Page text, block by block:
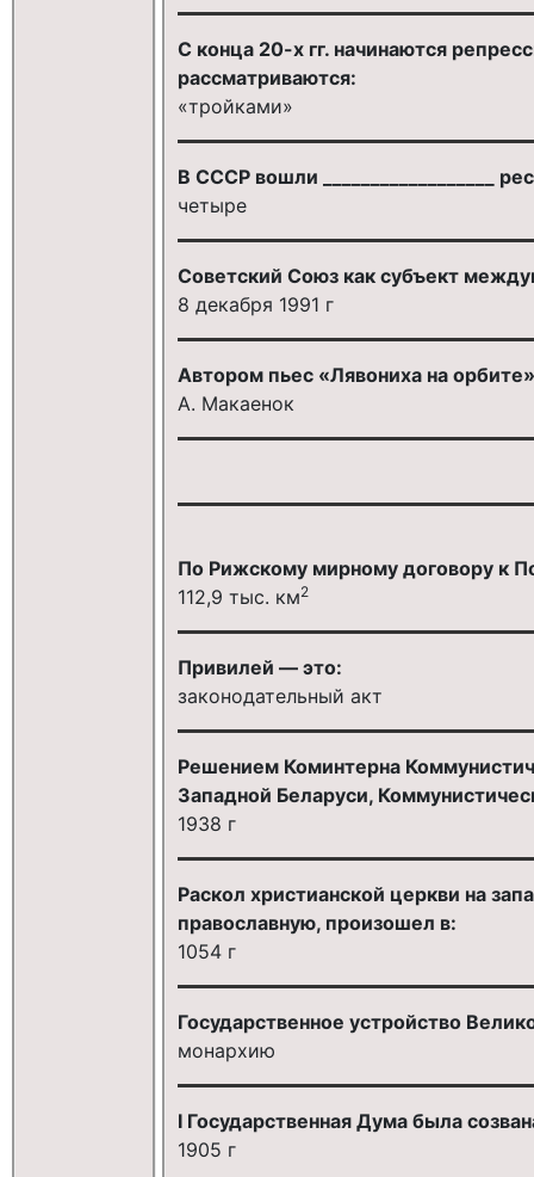
С конца 20-х гг. начинаются
рассматриваются:
«тройками»
В СССР вошли __________________
четыре
Советский Союз как субъект
8 декабря 1991 г
Автором пьес «Лявониха на
А. Макаенок
По Рижскому мирному договору к
112,9 тыс. км2
Привилей — это:
законодательный акт
Решением Коминтерна
Западной Беларуси,
1938 г
Раскол христианской церкви на
православную, произошел в:
1054 г
Государственное устройство
монархию
I Государственная Дума была
1905 г